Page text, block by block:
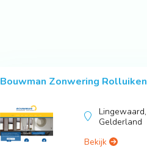
Bouwman Zonwering Rolluiken
Lingewaard,
Gelderland
Bekijk